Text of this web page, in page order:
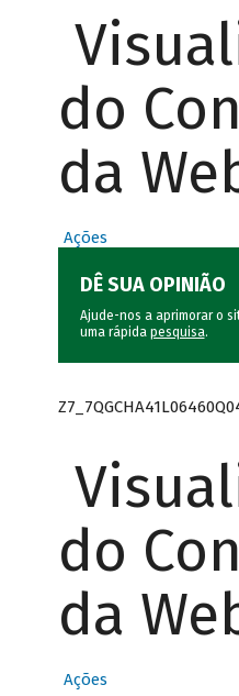
do
da
Ações
DÊ SUA OPINIÃO
Ajude-nos a aprimorar o
uma rápida pesquisa.
do
da
Ações